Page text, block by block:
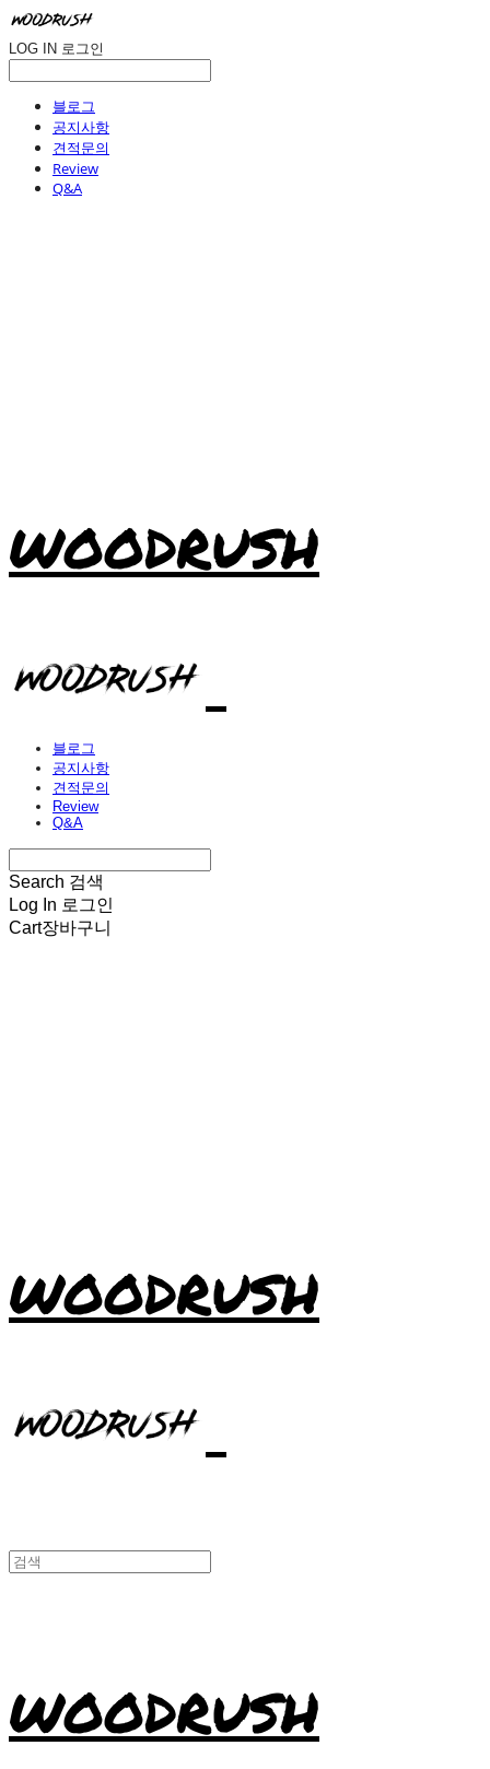
LOG IN 로그인
블로그
공지사항
견적문의
Review
Q&A
WOODRUSH
블로그
공지사항
견적문의
Review
Q&A
Search 검색
Log In 로그인
Cart장바구니
WOODRUSH
WOODRUSH